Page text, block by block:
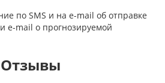
по SMS и на e-mail об отправке
e-mail о прогнозируемой
Отзывы